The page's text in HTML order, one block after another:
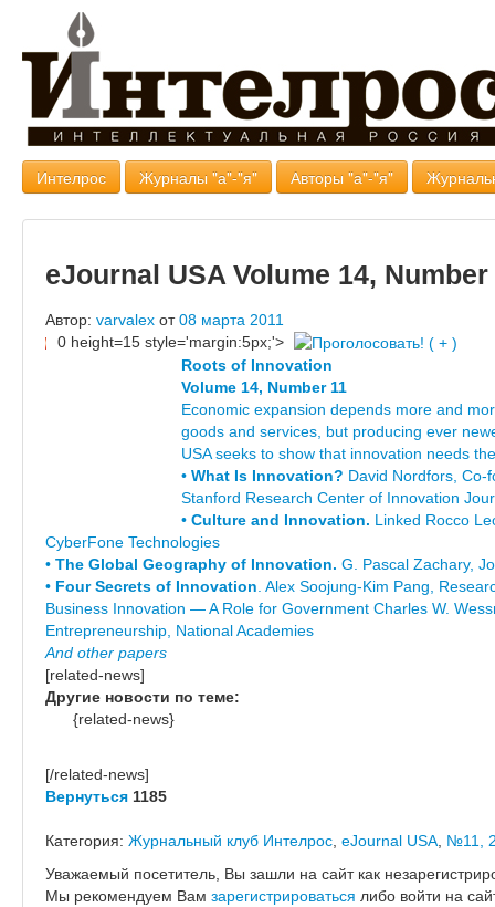
Интелрос Журналы "а"-"я" Авторы "а"-"я"
eJournal USA Volume 14, Number
Автор: varvalex от08 марта 2011
0 height=15 style='margin:5px;'>
Roots of Innovation
Volume 14, Number 11
Economic expansion depends more and
goods and services, but producing ever
USA seeks to show that innovation needs
• What Is Innovation? David Nordfors, Co-
Stanford Research Center of Innovation
• Culture and Innovation. Linked Rocco
CyberFone Technologies
• The Global Geography of Innovation. G. Pascal Zachary,
• Four Secrets of Innovation. Alex Soojung-Kim Pang,
Business Innovation — A Role for Government Charles W.
Entrepreneurship, National Academies
And other papers
[related-news]
Другие новости по теме:
{related-news}
[/related-news]
Вернуться 1185
Категория: Журнальный клуб Интелрос, eJournal USA, №11,
Уважаемый посетитель, Вы зашли на сайт как
Мы рекомендуем Вам зарегистрироваться либо войти на